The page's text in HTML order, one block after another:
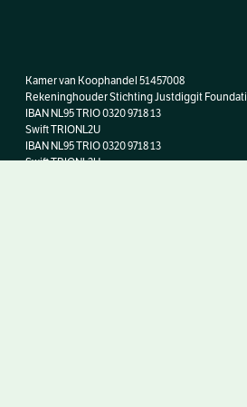
Kamer van Koophandel 51457008
Rekeninghouder Stichting Justdiggit
IBAN NL95 TRIO 0320 9718 13
Swift TRIONL2U
IBAN NL95 TRIO 0320 9718 13
Swift TRIONL2U